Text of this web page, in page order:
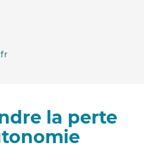
la perte